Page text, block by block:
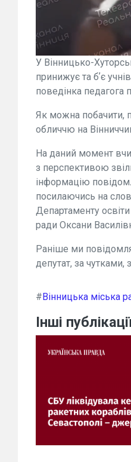
У Вінницько-
принижує та бʼє
поведінка педагога
Як можна побачити,
обличчю на
На даний момент
з перспективою
інформацію
посилаючись на
Департаменту
ради Оксани
Раніше ми
депутат, за чутками,
#Вінницька міська
Інші